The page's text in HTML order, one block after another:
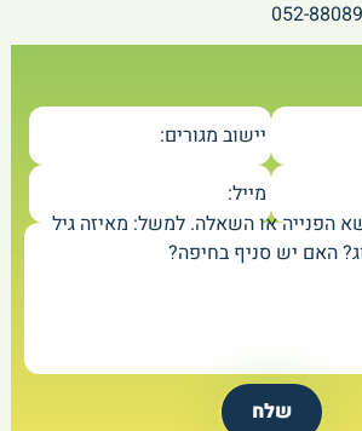
יישוב מגורים:
מייל:
הפנייה או השאלה. למשל: מאיזה גיל
האם יש סניף בחיפה?